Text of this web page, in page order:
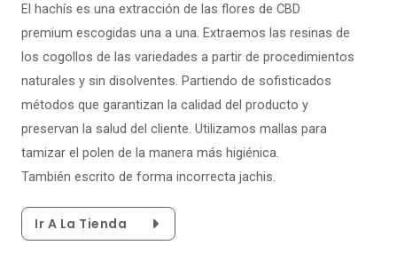
El hachís es una extracción de las flores de CBD
premium escogidas una a una. Extraemos las resinas de
los cogollos de las variedades a partir de procedimientos
naturales y sin disolventes. Partiendo de sofisticados
métodos que garantizan la calidad del producto y
preservan la salud del cliente. Utilizamos mallas para
tamizar el polen de la manera más higiénica.
También escrito de forma incorrecta jachis.
Ir A La Tienda